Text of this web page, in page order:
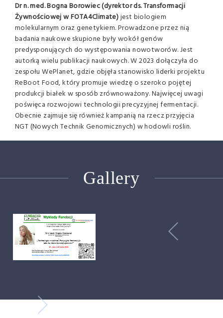
Dr n. med. Bogna Borowiec (dyrektor ds. Transformacji
Żywnościowej w FOTA4Climate)jest biologiem
molekularnym oraz genetykiem. Prowadzone przez nią
badania naukowe skupione były wokół genów
predysponujących do występowania nowotworów. Jest
autorką wielu publikacji naukowych. W 2023 dołączyła do
zespołu WePlanet, gdzie objęła stanowisko liderki projektu
ReBoot Food, który promuje wiedzę o szeroko pojętej
produkcji białek w sposób zrównoważony. Najwięcej uwagi
poświęca rozwojowi technologii precyzyjnej fermentacji.
Obecnie zajmuje się również kampanią na rzecz przyjęcia
NGT (Nowych Technik Genomicznych) w hodowli roślin.
Gallery